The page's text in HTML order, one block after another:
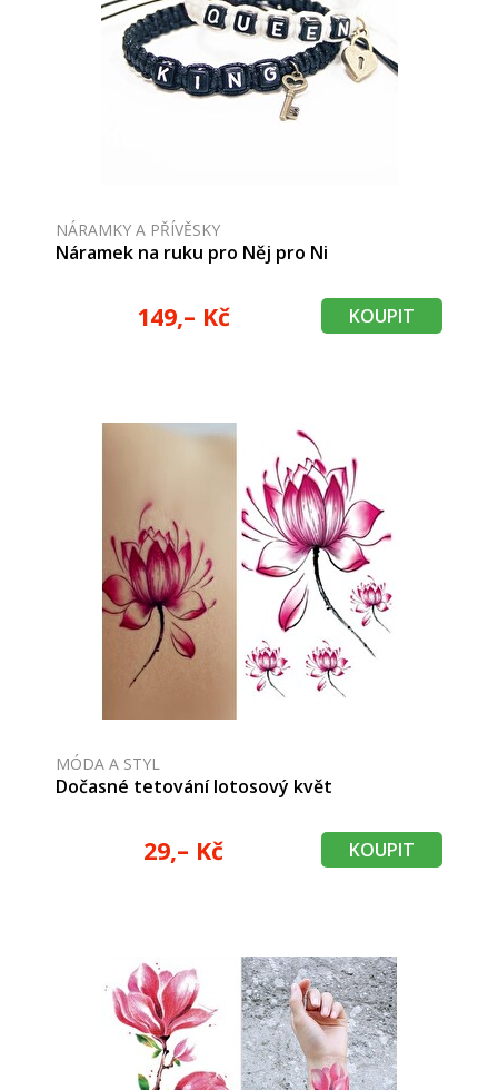
NÁRAMKY A PŘÍVĚSKY
Náramek na ruku pro Něj pro Ni
149,– Kč KOUPIT
MÓDA A STYL
Dočasné tetování lotosový květ
29,– Kč KOUPIT